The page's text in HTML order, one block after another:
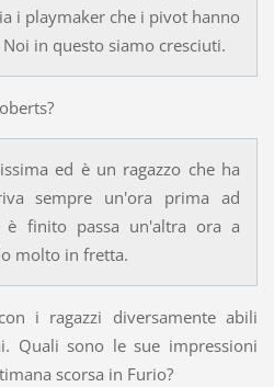
i playmaker che i pivot hanno
in questo siamo cresciuti.
ed è un ragazzo che ha
sempre un'ora prima ad
è finito passa un'altra ora a
molto in fretta.
i ragazzi diversamente abili
Quali sono le sue impressioni
scorsa in Furio?